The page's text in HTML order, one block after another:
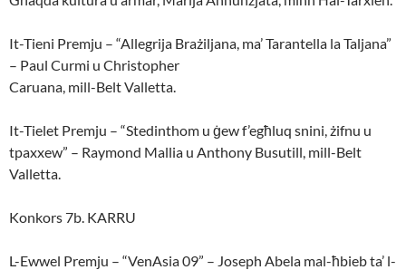
It-Tieni Premju – “Allegrija Brażiljana, ma’ Tarantella la Taljana”
– Paul Curmi u Christopher
Caruana, mill-Belt Valletta.
It-Tielet Premju – “Stedinthom u ġew f’egħluq snini, żifnu u
tpaxxew” – Raymond Mallia u Anthony Busutill, mill-Belt
Valletta.
Konkors 7b. KARRU
L-Ewwel Premju – “VenAsia 09” – Joseph Abela mal-ħbieb ta’ l-